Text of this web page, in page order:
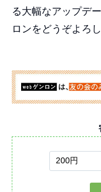
る大幅なアップデ
ロンをどうぞよろ